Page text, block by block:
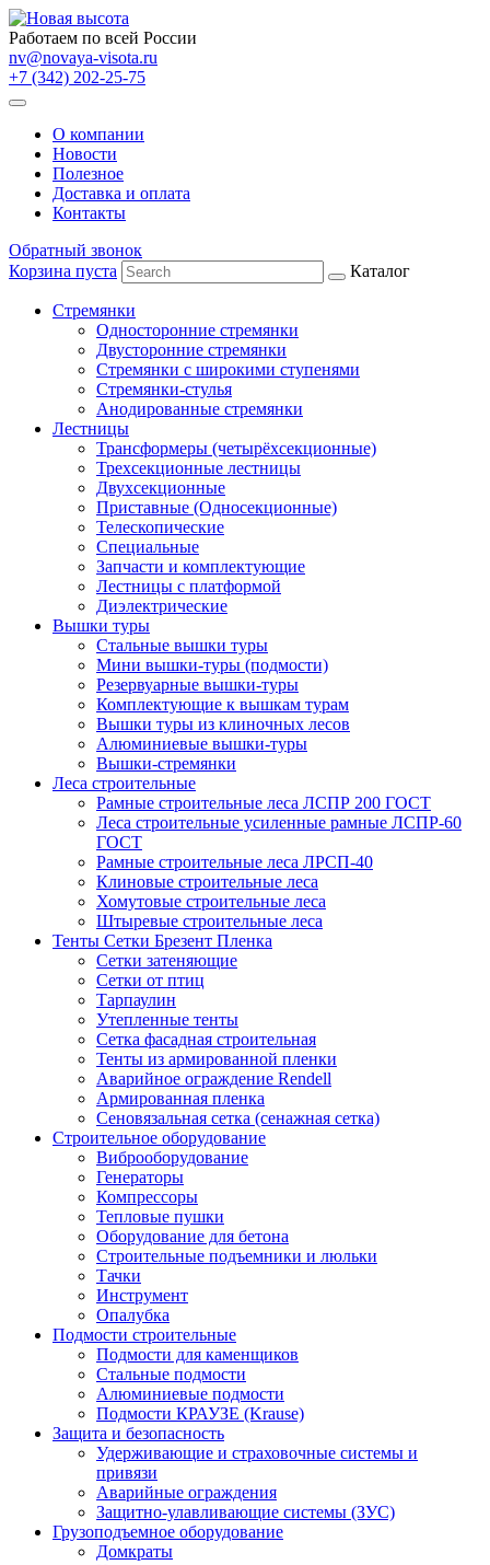
Работаем по всей России
nv@novaya-visota.ru
+7 (342) 202-25-75
О компании
Новости
Полезное
Доставка и оплата
Контакты
Обратный звонок
Корзина пуста
Каталог
Стремянки
Односторонние стремянки
Двусторонние стремянки
Стремянки с широкими ступенями
Стремянки-стулья
Анодированные стремянки
Лестницы
Трансформеры (четырёхсекционные)
Трехсекционные лестницы
Двухсекционные
Приставные (Односекционные)
Телескопические
Специальные
Запчасти и комплектующие
Лестницы с платформой
Диэлектрические
Вышки туры
Стальные вышки туры
Мини вышки-туры (подмости)
Резервуарные вышки-туры
Комплектующие к вышкам турам
Вышки туры из клиночных лесов
Алюминиевые вышки-туры
Вышки-стремянки
Леса строительные
Рамные строительные леса ЛСПР 200 ГОСТ
Леса строительные усиленные рамные ЛСПР-60
ГОСТ
Рамные строительные леса ЛРСП-40
Клиновые строительные леса
Хомутовые строительные леса
Штыревые строительные леса
Тенты Сетки Брезент Пленка
Сетки затеняющие
Сетки от птиц
Тарпаулин
Утепленные тенты
Сетка фасадная строительная
Тенты из армированной пленки
Аварийное ограждение Rendell
Армированная пленка
Сеновязальная сетка (сенажная сетка)
Строительное оборудование
Виброоборудование
Генераторы
Компрессоры
Тепловые пушки
Оборудование для бетона
Строительные подъемники и люльки
Тачки
Инструмент
Опалубка
Подмости строительные
Подмости для каменщиков
Стальные подмости
Алюминиевые подмости
Подмости КРАУЗЕ (Krause)
Защита и безопасность
Удерживающие и страховочные системы и
привязи
Аварийные ограждения
Защитно-улавливающие системы (ЗУС)
Грузоподъемное оборудование
Домкраты